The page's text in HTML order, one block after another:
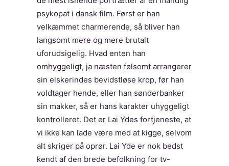
psykopat i dansk film. Først er han
velkæmmet charmerende, så bliver han
langsomt mere og mere brutalt
uforudsigelig. Hvad enten han
omhyggeligt, ja næsten følsomt arrangerer
sin elskerindes bevidstløse krop, før han
voldtager hende, eller han sønderbanker
sin makker, så er hans karakter uhyggeligt
kontrolleret. Det er Lai Ydes fortjeneste, at
vi ikke kan lade være med at kigge, selvom
alt skriger på oprør. Lai Yde er nok bedst
kendt af den brede befolkning for tv-